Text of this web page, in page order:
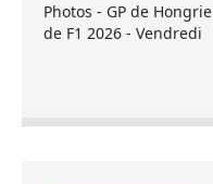
Photos - GP de Hongrie
de F1 2026 - Vendredi